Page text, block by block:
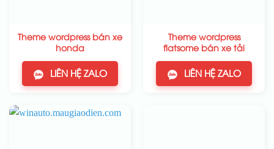
Theme wordpress bán xe
honda
LIÊN HỆ ZALO
Theme wordpress
flatsome bán xe tải
LIÊN HỆ ZALO